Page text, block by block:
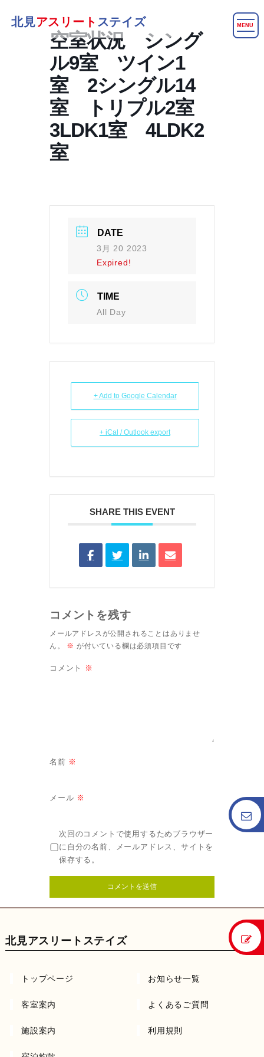
北見アスリート ステイズ MENU
空室状況 シング
ル9室 ツイン1
室 2シングル14
室 トリプル2室
3LDK1室 4LDK2
室
DATE
3月 20 2023
Expired!
TIME
All Day
+ Add to Google Calendar
+ iCal / Outlook export
SHARE THIS EVENT
コメントを残す
メールアドレスが公開されることはありませ
ん。
※ が付いている欄は必須項目です
コメント ※
名前 ※
メール ※
次回のコメントで使用するためブラウザー
に自分の名前、メールアドレス、サイトを
保存する。
北見アスリートステイズ
トップページ お知らせ一覧
客室案内 よくあるご質問
施設案内 利用規則